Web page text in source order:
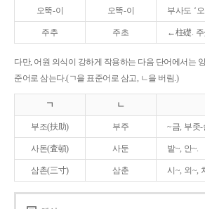
오뚝-이 오똑-이 부사도 ‘
주추 주초 ←柱礎. 주
다만, 어원 의식이 강하게 작용하는 다음 단어에서는
준어로 삼는다.(ㄱ을 표준어로 삼고, ㄴ을 버림.)
ㄱ ㄴ
부조(扶助) 부주 ~금, 부좃-
사돈(査頓) 사둔 밭~, 안~.
삼촌(三寸) 삼춘 시~, 외~,